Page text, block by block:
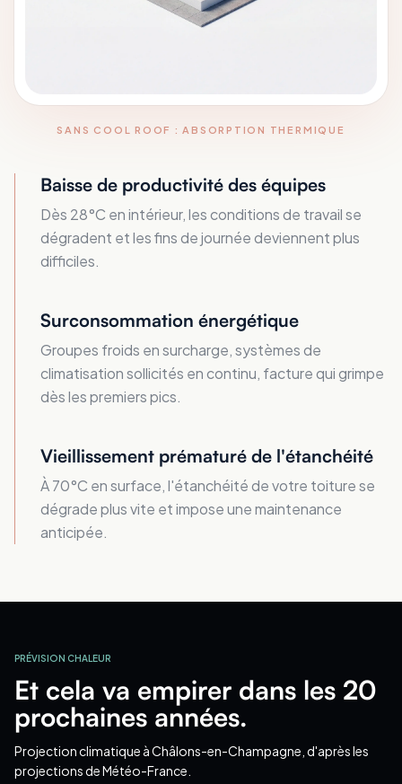
SANS COOL ROOF : ABSORPTION THERMIQUE
Baisse de productivité des équipes
Dès 28°C en intérieur, les conditions de travail se
dégradent et les fins de journée deviennent plus
difficiles.
Surconsommation énergétique
Groupes froids en surcharge, systèmes de
climatisation sollicités en continu, facture qui grimpe
dès les premiers pics.
Vieillissement prématuré de l'étanchéité
À 70°C en surface, l'étanchéité de votre toiture se
dégrade plus vite et impose une maintenance
anticipée.
PRÉVISION CHALEUR
Et cela va empirer dans les 20
prochaines années.
Projection climatique à Châlons-en-Champagne , d'après les
projections de Météo-France.